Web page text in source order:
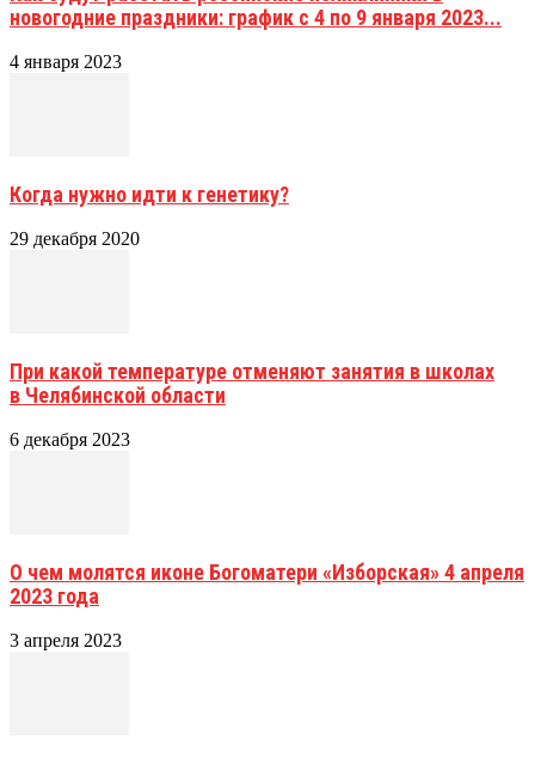
новогодние праздники: график с 4 по 9 января 2023...
4 января 2023
Когда нужно идти к генетику?
29 декабря 2020
При какой температуре отменяют занятия в школах
в Челябинской области
6 декабря 2023
О чем молятся иконе Богоматери «Изборская» 4 апреля
2023 года
3 апреля 2023